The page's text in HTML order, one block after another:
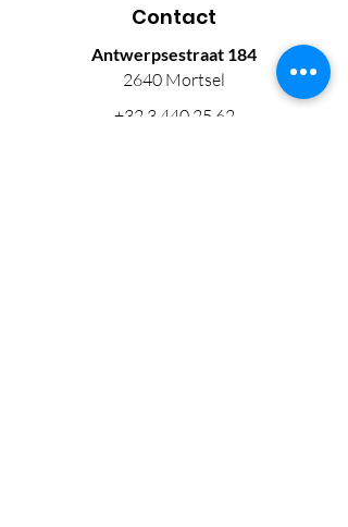
Contact
Antwerpsestraat 184
2640 Mortsel
+32 3 440 25 62